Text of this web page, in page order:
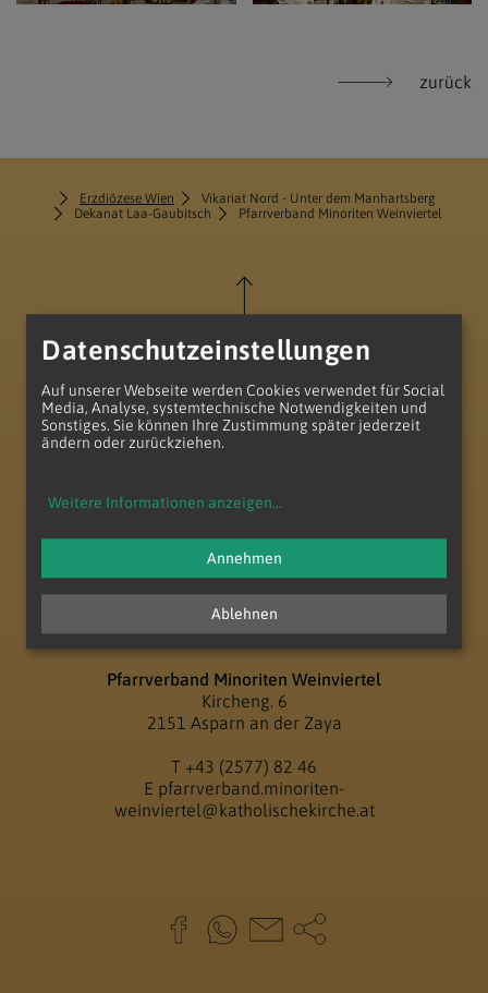
zurück
Erzdiözese Wien
Vikariat Nord - Unter dem Manhartsberg
Dekanat Laa-Gaubitsch
Pfarrverband Minoriten Weinviertel
zum Anfang der Seite
Pfarrverband Minoriten Weinviertel
Kircheng. 6
2151 Asparn an der Zaya
T +43 (2577) 82 46
E pfarrverband.minoriten-
weinviertel@katholischekirche.at
Datenschutzeinstellungen
Auf unserer Webseite werden Cookies verwendet für Social
Media, Analyse, systemtechnische Notwendigkeiten und
Sonstiges. Sie können Ihre Zustimmung später jederzeit
ändern oder zurückziehen.
Weitere Informationen anzeigen...
Ablehnen
Annehmen